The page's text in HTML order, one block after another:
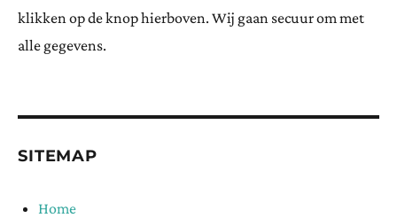
klikken op de knop hierboven. Wij gaan secuur om met
alle gegevens.
SITEMAP
Home